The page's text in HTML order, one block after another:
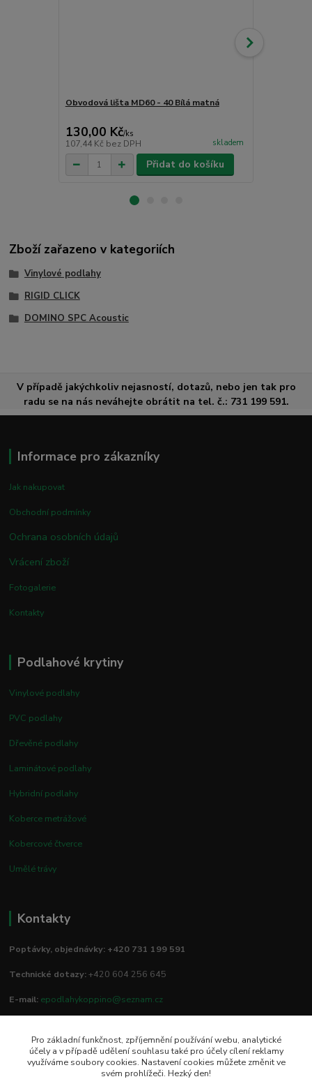
Obvodová lišta MD60 - 40 Bílá matná
130,00 Kč/ks
107,44 Kč bez DPH skladem
Přidat do košíku
Zboží zařazeno v kategoriích
Vinylové podlahy
RIGID CLICK
DOMINO SPC Acoustic
V případě jakýchkoliv nejasností, dotazů, nebo jen tak pro
radu se na nás neváhejte obrátit na tel. č.: 731 199 591.
Informace pro zákazníky
Jak nakupovat
Obchodní podmínky
Ochrana osobních údajů
Vrácení zboží
Fotogalerie
Kontakty
Podlahové krytiny
Vinylové podlahy
PVC podlahy
Dřevěné podlahy
Laminátové podlahy
Hybridní podlahy
Koberce metrážové
Kobercové čtverce
Umělé trávy
Kontakty
Poptávky, objednávky: +420 731 199 591
Technické dotazy:+420 604 256 645
E-mail: epodlahykoppino@seznam.cz
Prodejna/vzorkovna:
Studio Podlah
Mírové náměstí 16/15
Pro základní funkčnost, zpříjemnění používání webu, analytické
účely a v případě udělení souhlasu také pro účely cílení reklamy
využíváme soubory cookies. Nastavení cookies můžete změnit ve
svém prohlížeči. Hezký den!